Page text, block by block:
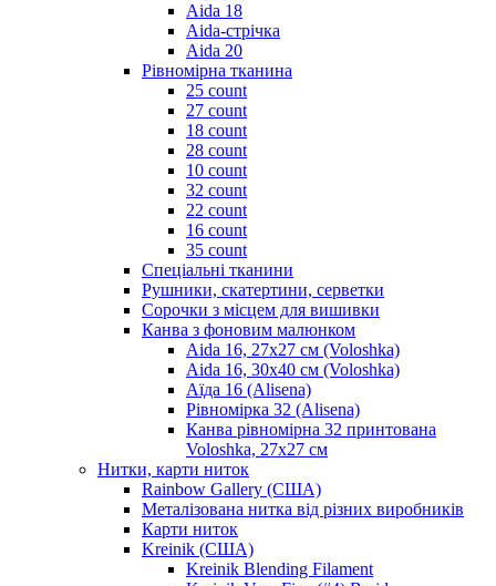
Aida 18
Aida-стрічка
Aida 20
Рівномірна тканина
25 count
27 count
18 count
28 count
10 count
32 count
22 count
16 count
35 count
Спеціальні тканини
Рушники, скатертини, серветки
Сорочки з місцем для вишивки
Канва з фоновим малюнком
Aida 16, 27х27 см (Voloshka)
Aida 16, 30х40 см (Voloshka)
Аїда 16 (Alisena)
Рівномірка 32 (Alisena)
Канва рівномірна 32 принтована
Voloshka, 27х27 см
Нитки, карти ниток
Rainbow Gallery (США)
Металізована нитка від різних виробників
Карти ниток
Kreinik (США)
Kreinik Blending Filament